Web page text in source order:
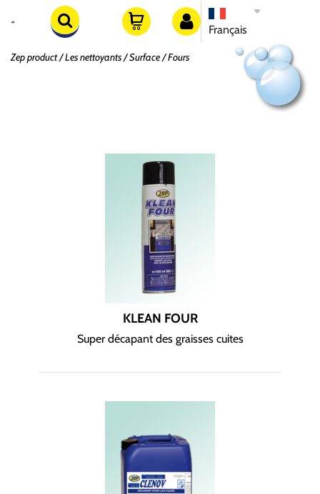
Français
Zep product Les nettoyants Surface Fours
KLEAN FOUR
Super décapant des graisses cuites